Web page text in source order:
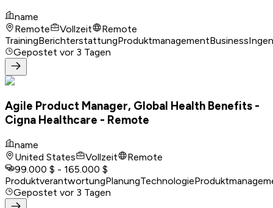
name
Remote
Vollzeit
Remote
TrainingBerichterstattungProduktmanagementBusiness
Gepostet vor 3 Tagen
Agile Product Manager, Global Health Benefits -
Cigna Healthcare - Remote
name
United States
Vollzeit
Remote
99.000 $ - 165.000 $
ProduktverantwortungPlanungTechnologie
Gepostet vor 3 Tagen